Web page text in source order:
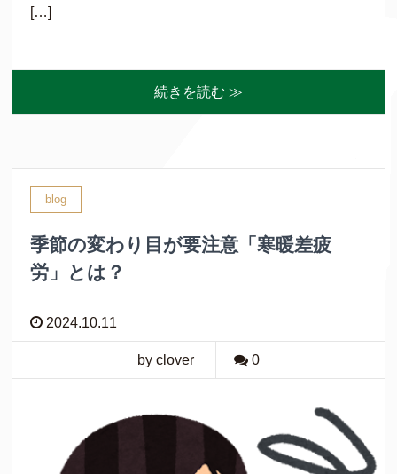
[…]
続きを読む ≫
blog
季節の変わり目が要注意「寒暖差疲
労」とは？
2024.10.11
by clover 0